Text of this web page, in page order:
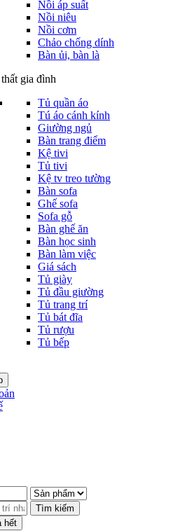
Nồi áp suất
Nồi niêu
Nồi cơm
Chảo chống dính
Bàn ủi, bàn là
gia đình
Tủ quần áo
Tú áo cánh kính
Giường ngủ
Bàn trang điểm
Kệ tivi
Tủ tivi
Kệ tv treo tường
Bàn sofa
Ghế sofa
Sofa gỗ
Bàn ghế ăn
Bàn học sinh
Bàn làm việc
Giá sách
Tủ giày
Tủ đầu giường
Tủ trang trí
Tủ bát đĩa
Tủ rượu
Tủ bếp
Tìm kiếm
hết